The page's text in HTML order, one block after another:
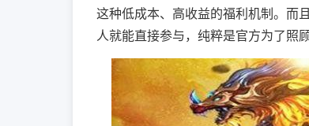
这种低成本、高收益的福利机制。而
人就能直接参与，纯粹是官方为了照